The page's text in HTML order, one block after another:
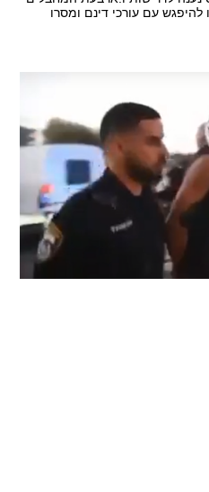
להיפגש עם עורכי דינם ומסרו